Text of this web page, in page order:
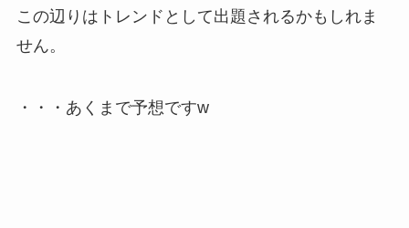
この辺りはトレンドとして出題されるかもしれま
せん。
・・・あくまで予想ですw